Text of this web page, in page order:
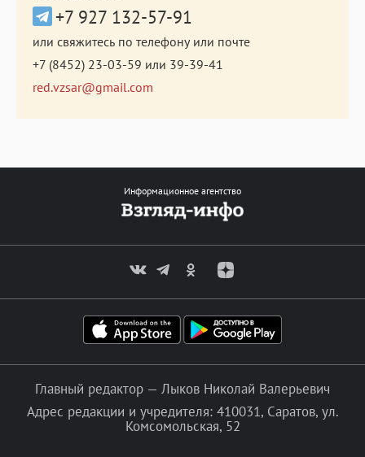
+7 927 132-57-91
или свяжитесь по телефону или почте
+7 (8452) 23-03-59 или 39-39-41
red.vzsar@gmail.com
Информационное агентство
Главный редактор — Лыков Николай Валерьевич
Адрес редакции и учредителя: 410031, Саратов, ул.
Комсомольская, 52